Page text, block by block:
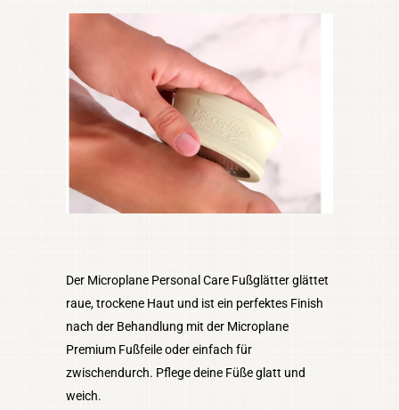
Der Microplane Personal Care Fußglätter glättet
raue, trockene Haut und ist ein perfektes Finish
nach der Behandlung mit der Microplane
Premium Fußfeile oder einfach für
zwischendurch. Pflege deine Füße glatt und
weich.